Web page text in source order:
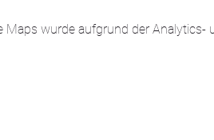
Maps wurde aufgrund der Analytics-